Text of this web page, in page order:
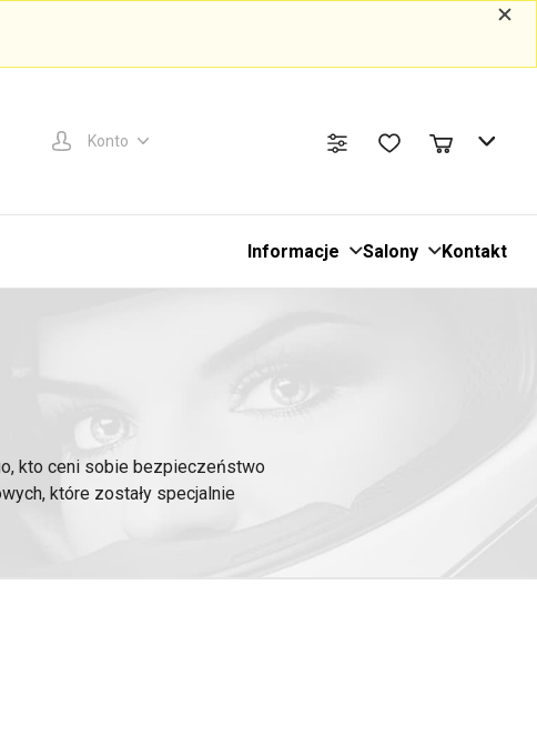
Konto
Informacje Salony Kontakt
kto ceni sobie bezpieczeństwo
które zostały specjalnie
i zajmuje niewiele miejsca.